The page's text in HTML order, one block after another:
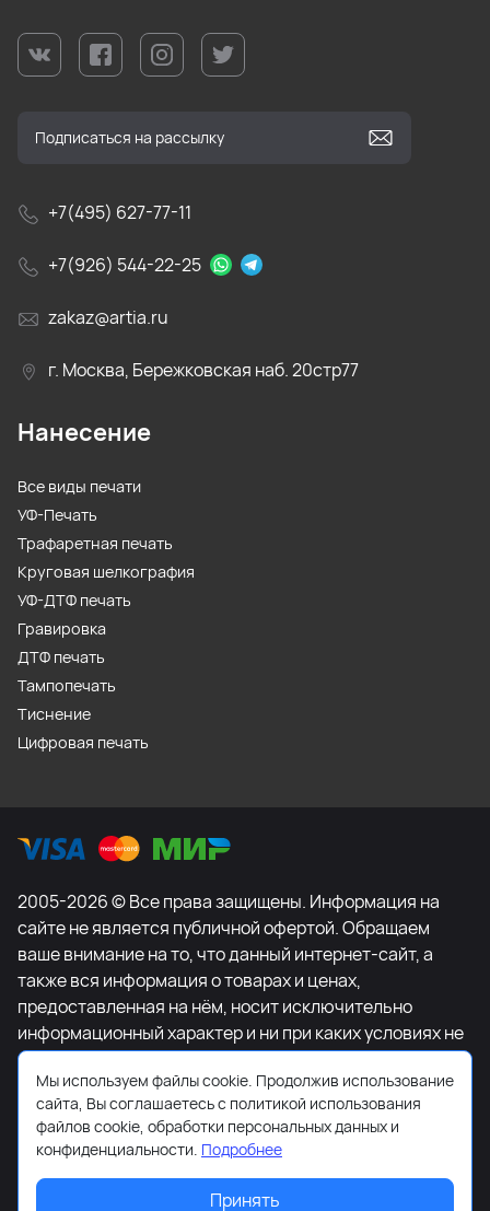
+7(495) 627-77-11
+7(926) 544-22-25
zakaz@artia.ru
г. Москва, Бережковская наб. 20стр77
Нанесение
Все виды печати
УФ-Печать
Трафаретная печать
Круговая шелкография
УФ-ДТФ печать
Гравировка
ДТФ печать
Тампопечать
Тиснение
Цифровая печать
2005-2026 © Все права защищены. Информация на
сайте не является публичной офертой. Обращаем
ваше внимание на то, что данный интернет-сайт, а
также вся информация о товарах и ценах,
предоставленная на нём, носит исключительно
информационный характер и ни при каких условиях не
является публичной офертой, определяемой
положениями Статьи 437 Гражданского кодекса
Российской Федерации. Для получения подробной
информации о наличии и стоимости указанных
товаров и (или) услуг, пожалуйста, обращайтесь к
менеджеру сайта с помощью специальной формы
Мы используем файлы cookie. Продолжив использование
сайта, Вы соглашаетесь с политикой использования
файлов cookie, обработки персональных данных и
конфиденциальности. Подробнее
Принять